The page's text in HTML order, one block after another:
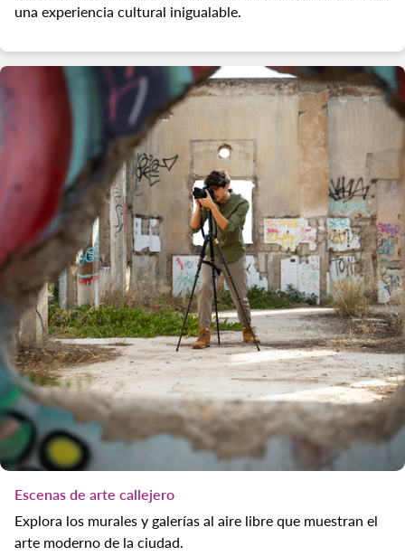
una experiencia cultural inigualable.
Escenas de arte callejero
Explora los murales y galerías al aire libre que muestran el
arte moderno de la ciudad.